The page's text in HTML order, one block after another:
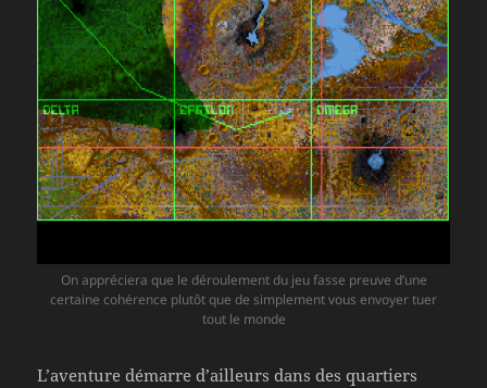
On appréciera que le déroulement du jeu fasse preuve d’une
certaine cohérence plutôt que de simplement vous envoyer tuer
tout le monde
L’aventure démarre d’ailleurs dans des quartiers